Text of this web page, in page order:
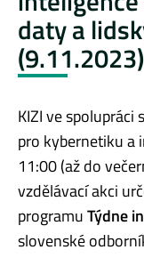
daty a
(9.11.2023)
KIZI ve spolupráci
pro kybernetiku a
11:00 (až do
vzdělávací akci
programuTýdne
slovenské